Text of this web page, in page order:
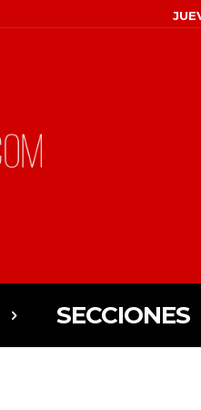
SECCIONES